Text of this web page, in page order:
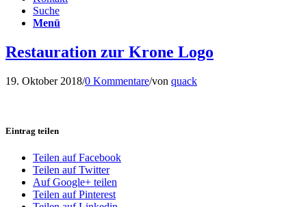
Suche
Menü
Restauration zur Krone Logo
19. Oktober 2018/0 Kommentare/von quack
Eintrag teilen
Teilen auf Facebook
Teilen auf Twitter
Auf Google+ teilen
Teilen auf Pinterest